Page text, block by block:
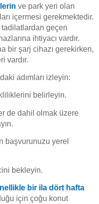
ve park yeri olan
içermesi gerekmektedir.
geçen
ihtiyacı vardır.
bir şarj cihazı gerekirken,
vardır.
adımları izleyin:
belirleyin.
de dahil olmak üzere
başvurunuzu yerel
bekleyin.
bir ila dört hafta
için çoğu konut